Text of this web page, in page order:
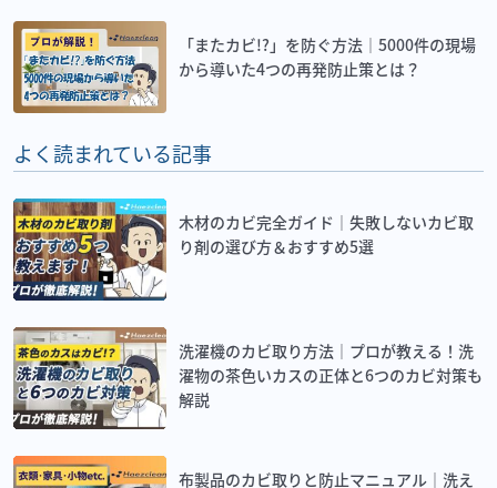
「またカビ!?」を防ぐ方法｜5000件の現場
から導いた4つの再発防止策とは？
よく読まれている記事
木材のカビ完全ガイド｜失敗しないカビ取
り剤の選び方＆おすすめ5選
洗濯機のカビ取り方法｜プロが教える！洗
濯物の茶色いカスの正体と6つのカビ対策も
解説
布製品のカビ取りと防止マニュアル｜洗え